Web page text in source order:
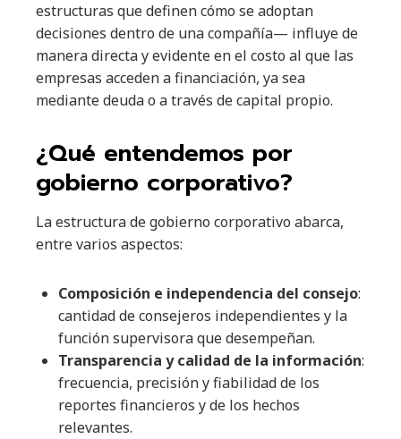
estructuras que definen cómo se adoptan
decisiones dentro de una compañía— influye de
manera directa y evidente en el costo al que las
empresas acceden a financiación, ya sea
mediante deuda o a través de capital propio.
¿Qué entendemos por
gobierno corporativo?
La estructura de gobierno corporativo abarca,
entre varios aspectos:
Composición e independencia del consejo:
cantidad de consejeros independientes y la
función supervisora que desempeñan.
Transparencia y calidad de la información:
frecuencia, precisión y fiabilidad de los
reportes financieros y de los hechos
relevantes.